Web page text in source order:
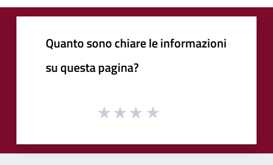
Quanto sono chiare le informazioni
su questa pagina?